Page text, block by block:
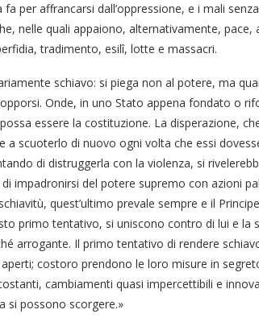
per affrancarsi dall’oppressione, e i mali
nelle quali appaiono, alternativamente, pace,
tradimento, esilî, lotte e massacri.
schiavo: si piega non al potere, ma
Onde, in uno Stato appena fondato o
essere la costituzione. La disperazione,
a scuoterlo di nuovo ogni volta che essi
di distruggerla con la violenza, si
di impadronirsi del potere supremo con azioni
quest’ultimo prevale sempre e il
primo tentativo, si uniscono contro di lui e la
arrogante. Il primo tentativo di rendere
costoro prendono le loro misure in
cambiamenti quasi impercettibili e
si possono scorgere.»